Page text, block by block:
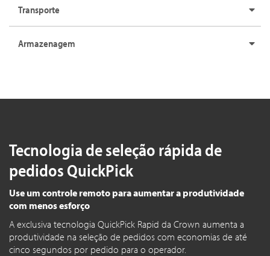
Transporte
Armazenagem
Tecnologia de seleção rápida de
pedidos QuickPick
Use um controle remoto para aumentar a produtividade
com menos esforço
A exclusiva tecnologia QuickPick Rapid da Crown aumenta a
produtividade na seleção de pedidos com economias de até
cinco segundos por pedido para o operador.